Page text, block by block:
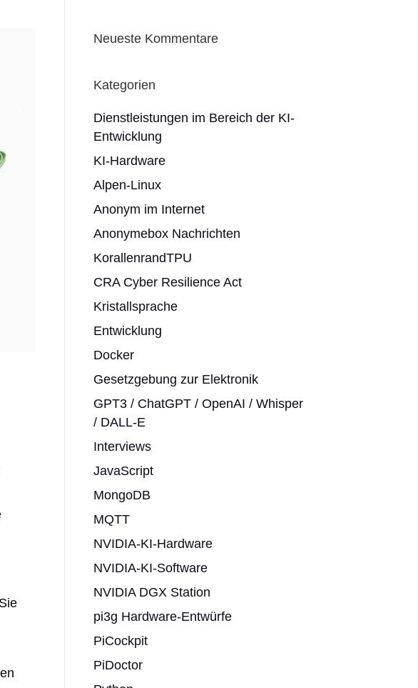
Neueste Kommentare
Kategorien
Dienstleistungen im Bereich der KI-
Entwicklung
KI-Hardware
Alpen-Linux
Anonym im Internet
Anonymebox Nachrichten
KorallenrandTPU
CRA Cyber Resilience Act
Kristallsprache
Entwicklung
Docker
Gesetzgebung zur Elektronik
GPT3 / ChatGPT / OpenAI / Whisper
/ DALL-E
Interviews
JavaScript
MongoDB
MQTT
NVIDIA-KI-Hardware
NVIDIA-KI-Software
NVIDIA DGX Station
pi3g Hardware-Entwürfe
PiCockpit
PiDoctor